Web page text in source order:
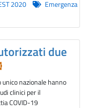
2020
Emergenza
due
Notizia in evidenza
unico nazionale hanno
clinici per il
COVID-19